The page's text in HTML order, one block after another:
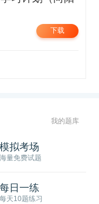
下载
我的题库
模拟考场
海量免费试题
每日一练
每天10题练习